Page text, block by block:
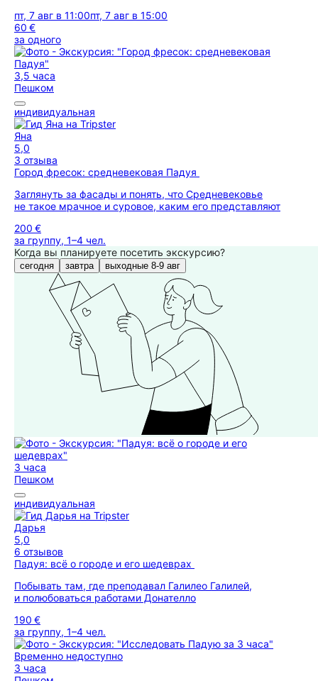
пт, 7 авг в 11:00пт, 7 авг в 15:00
60 €
за одного
3,5 часа
Пешком
индивидуальная
Яна
5,0
3 отзыва
Город фресок: средневековая Падуя
Заглянуть за фасады и понять, что Средневековье
не такое мрачное и суровое, каким его представляют
200 €
за группу, 1–4 чел.
Когда вы планируете посетить экскурсию?
сегодня завтра выходные 8-9 авг
3 часа
Пешком
индивидуальная
Дарья
5,0
6 отзывов
Падуя: всё о городе и его шедеврах
Побывать там, где преподавал Галилео Галилей,
и полюбоваться работами Донателло
190 €
за группу, 1–4 чел.
Временно недоступно
3 часа